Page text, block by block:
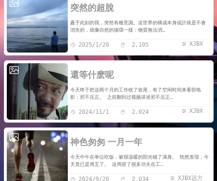
突然的超脫
矗于此刻的我，突然有種意識。這世界的構成本身或許就是不會
消失的，就像自然的循環一樣：物質無法消…
XJBX
2025/1/20 2,105
還等什麽呢
今天终于把这两个月的工作收了收尾，有了空闲时间来看部电
影：邪不压正。 之前翻到过视频讲述邪不压正…
XJBX
2024/11/1 2,024
神色匆匆 一月一年
今天中午在单位吃饭，被很温暖的阳光铺了满身。 恍然发现，今
天竟已是周五了。 这周搭了很多功夫在工…
XJBX远方
2024/9/20 2,034